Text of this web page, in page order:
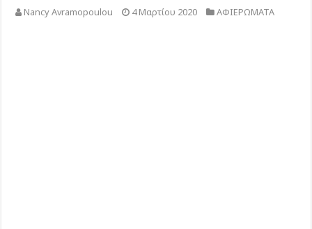
Nancy Avramopoulou 4 Μαρτίου 2020 ΑΦΙΕΡΩΜΑΤΑ